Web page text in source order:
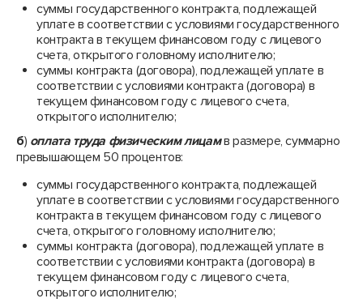
суммы государственного контракта, подлежащей
уплате в соответствии с условиями государственного
контракта в текущем финансовом году с лицевого
счета, открытого головному исполнителю;
суммы контракта (договора), подлежащей уплате в
соответствии с условиями контракта (договора) в
текущем финансовом году с лицевого счета,
открытого исполнителю;
б) оплата труда физическим лицамв размере, суммарно
превышающем 50 процентов:
суммы государственного контракта, подлежащей
уплате в соответствии с условиями государственного
контракта в текущем финансовом году с лицевого
счета, открытого головному исполнителю;
суммы контракта (договора), подлежащей уплате в
соответствии с условиями контракта (договора) в
текущем финансовом году с лицевого счета,
открытого исполнителю;